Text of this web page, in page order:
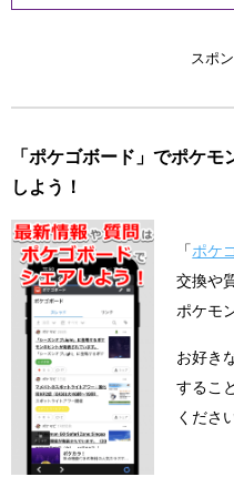
スポ
「ポケゴボード」でポケ
しよう！
「ポケ
交換や
ポケモ
お好き
するこ
くださ